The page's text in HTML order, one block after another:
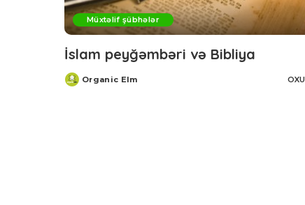
Müxtəlif şübhələr
İslam peyğəmbəri və Bibliya
Posted
Organic Elm OXU